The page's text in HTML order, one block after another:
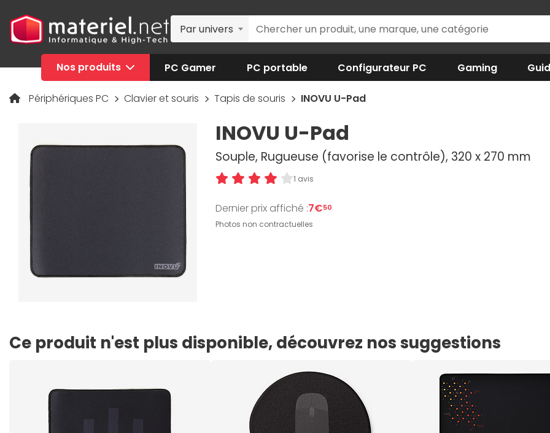
Par univers
Nos produits PC Gamer PC portable Configurateur PC Gaming
Périphériques PC Clavier et souris Tapis de souris INOVU U-Pad
INOVU U-Pad
Souple, Rugueuse (favorise le contrôle), 320 x 270 mm
1 avis
Dernier prix affiché :7€50
Photos non contractuelles
Ce produit n'est plus disponible, découvrez nos suggestions